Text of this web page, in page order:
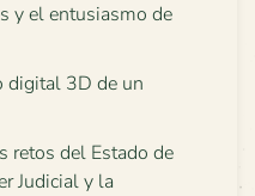
y el entusiasmo de
digital 3D de un
retos del Estado de
Judicial y la